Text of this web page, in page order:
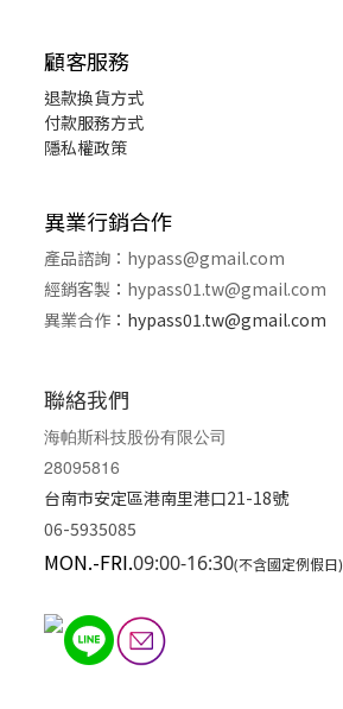
顧客服務
退款換貨方式
付款服務方式
隱私權政策
異業行銷合作
產品諮詢： hypass@gmail.com
經銷客製 ： hypass01.tw@gmail.com
異業合作 ： hypass01.tw@gmail.com
聯絡我們
海帕斯科技股份有限公司
28095816
台南市安定區港南里港口21-18號
06-5935085
MON.-FRI.09:00-16:30(不含國定例假日)